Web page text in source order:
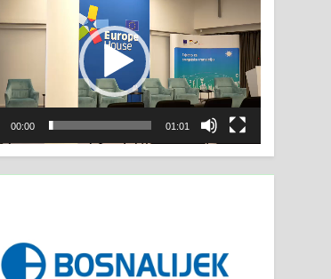
00:00 01:01